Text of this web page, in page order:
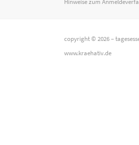
Hinweise zum
copyright © 2026 –
www.kraehativ.de